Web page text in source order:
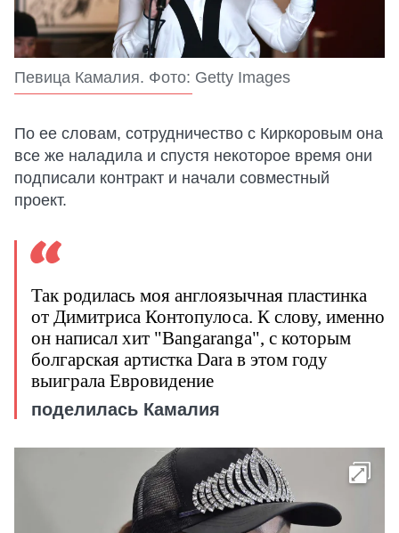
Певица Камалия. Фото: Getty Images
По ее словам, сотрудничество с Киркоровым она
все же наладила и спустя некоторое время они
подписали контракт и начали совместный
проект.
Так родилась моя англоязычная пластинка
от Димитриса Контопулоса. К слову, именно
он написал хит "Bangaranga", с которым
болгарская артистка Dara в этом году
выиграла Евровидение
поделилась Камалия